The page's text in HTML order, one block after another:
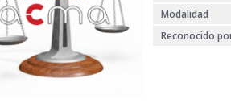
Modalidad
Reconocido